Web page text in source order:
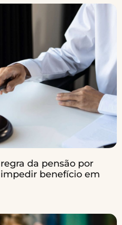
da pensão por
benefício em